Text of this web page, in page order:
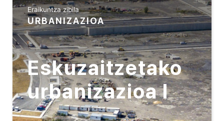
Eraikuntza zibila
URBANIZAZIOA
Eskuzaitzetako
urbanizazioa I